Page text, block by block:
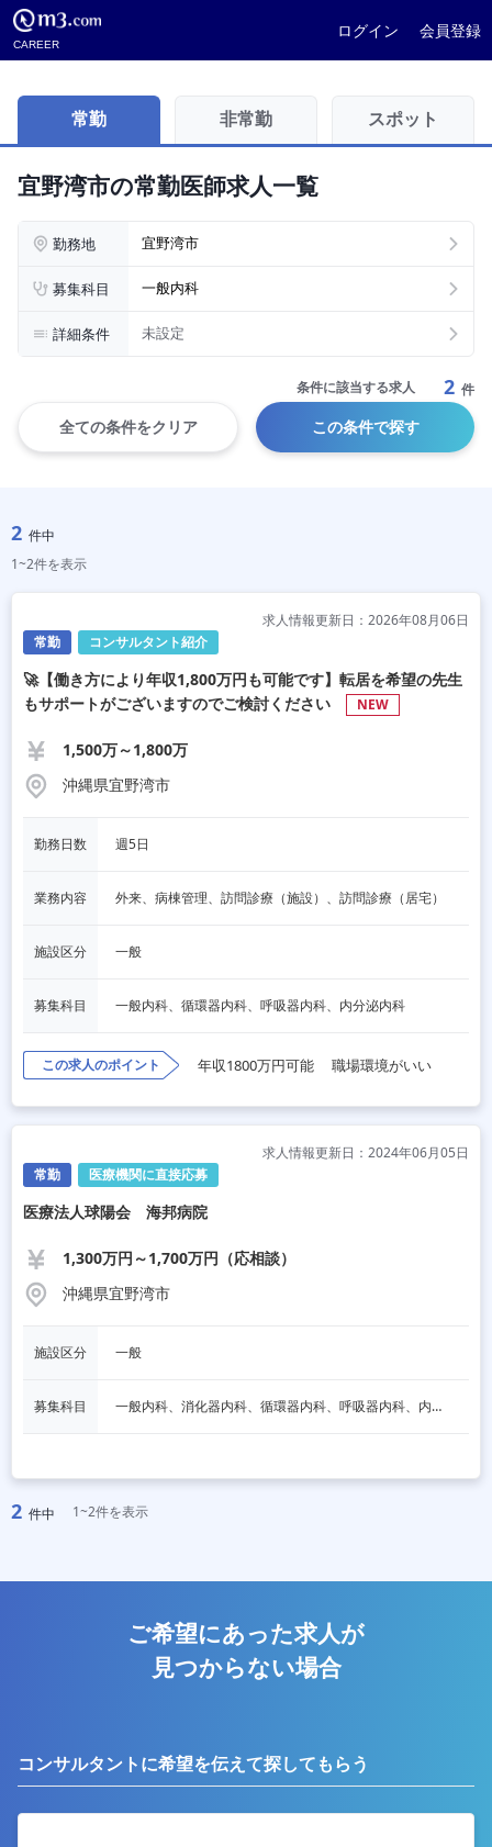
CAREER
ログイン 会員登録
常勤 非常勤 スポット
宜野湾市の常勤医師求人一覧
勤務地 宜野湾市
募集科目 一般内科
詳細条件 未設定
条件に該当する求人 2 件
全ての条件をクリア この条件で探す
2 件中
1~2件を表示
常勤 コンサルタント紹介
求人情報更新日：2026年08月06日
🚀【働き方により年収1,800万円も可能です】転居を希望の先生
もサポートがございますのでご検討ください
NEW
1,500万～1,800万
沖縄県宜野湾市
勤務日数 週5日
業務内容 外来、病棟管理、訪問診療（施設）、訪問診療（居宅）
施設区分 一般
募集科目 一般内科、循環器内科、呼吸器内科、内分泌内科
この求人のポイント 年収1800万円可能 職場環境がいい
常勤 医療機関に直接応募
求人情報更新日：2024年06月05日
医療法人球陽会 海邦病院
1,300万円～1,700万円（応相談）
沖縄県宜野湾市
施設区分 一般
募集科目 一般内科、消化器内科、循環器内科、呼吸器内科、内分泌内科、整形外科、リハビリテーション科
2 件中 1~2件を表示
ご希望にあった求人が
見つからない場合
コンサルタントに希望を伝えて探してもらう